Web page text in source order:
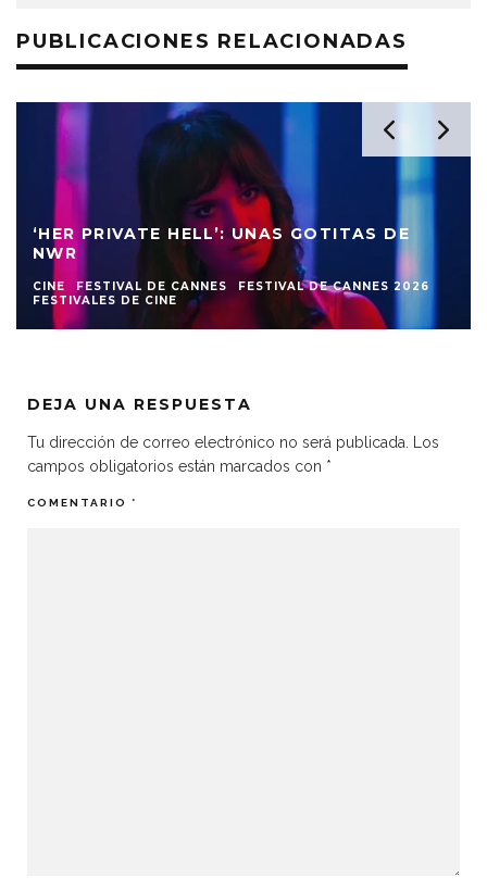
PUBLICACIONES RELACIONADAS
‘HER PRIVATE HELL’: UNAS GOTITAS DE
NWR
CINE FESTIVAL DE CANNES
FESTIVAL DE CANNES 2026
FESTIVALES DE CINE
DEJA UNA RESPUESTA
Tu dirección de correo electrónico no será publicada.
Los
campos obligatorios están marcados con *
COMENTARIO *